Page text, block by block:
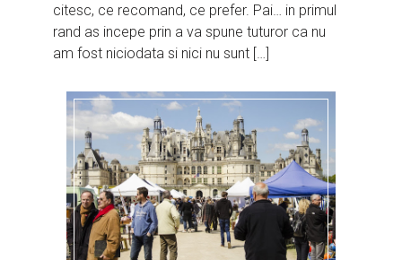
citesc, ce recomand, ce prefer. Pai… in primul
rand as incepe prin a va spune tuturor ca nu
am fost niciodata si nici nu sunt […]